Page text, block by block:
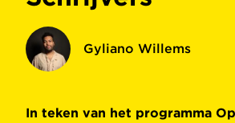
Gyliano Willems
In teken van het programma